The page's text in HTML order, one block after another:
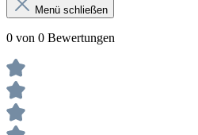
Menü schließen
0 von 0 Bewertungen